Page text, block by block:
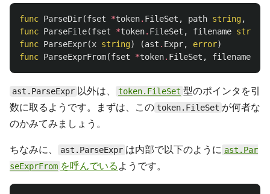
func ParseDir(fset *token. FileSet , path string,
func ParseFile(fset *token. FileSet , filename string
func ParseExpr(x string) (ast . Expr, error)
func ParseExprFrom(fset *token. FileSet , filename
ast.ParseExpr 以外は、 token.FileSet 型のポインタを引
数に取るようです。まずは、この token.FileSet が何者な
のかみてみましょう。
ちなみに、 ast.ParseExpr は内部で以下のように ast.Par
seExprFrom を呼んでいる ようです。